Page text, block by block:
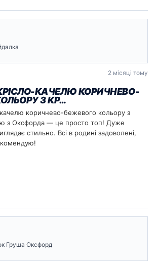
2 місяці тому
КАЧЕЛЮ КОРИЧНЕВО-
З КР…
коричнево-бежевого кольору з
з Оксфорда — це просто топ! Дуже
стильно. Всі в родині задоволені,
Груша Оксфорд